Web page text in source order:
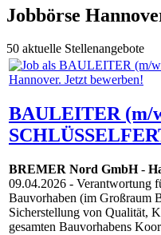
Jobbörse
50 aktuelle Stellenangebote
BAULEITER (m/
BREMER Nord GmbH-
09.04.2026 - Verantwortung
Bauvorhaben (im Großraum
Sicherstellung von Qualität,
gesamten Bauvorhabens